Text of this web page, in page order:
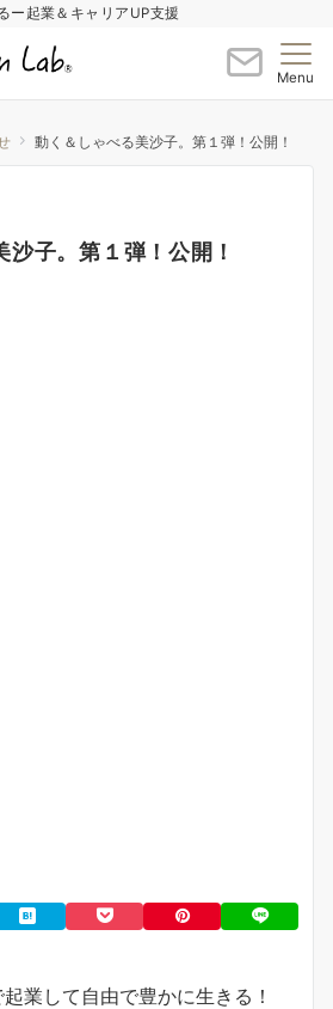
ー起業＆キャリアUP支援
Menu
動く＆しゃべる美沙子。第１弾！公開！
子。第１弾！公開！
業して自由で豊かに生きる！